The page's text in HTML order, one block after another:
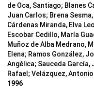
de Oca, Santiago; Blanes
Juan Carlos; Brena
Cárdenas Miranda, Elva
Escobar Cedillo, María
Muñoz de Alba Medrano,
Elena; Ramos González,
Angélica; Sauceda García,
Rafael; Velázquez, Antonio
1996